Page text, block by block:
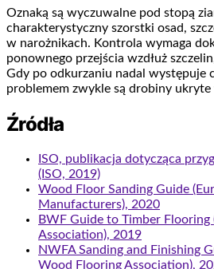
Oznaką są wyczuwalne pod stopą
charakterystyczny szorstki osad,
w narożnikach. Kontrola wymaga
ponownego przejścia wzdłuż
Gdy po odkurzaniu nadal występuje
problemem zwykle są drobiny ukryte
Źródła
ISO, publikacja dotycząca
(ISO, 2019)
Wood Floor Sanding Guide
Manufacturers), 2020
BWF Guide to Timber
Association), 2019
NWFA Sanding and Finishing
Wood Flooring Association),